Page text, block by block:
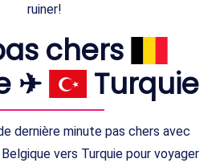
ruiner!
chers
✈
Turquie
dernière minute pas chers avec
vers Turquie pour voyager